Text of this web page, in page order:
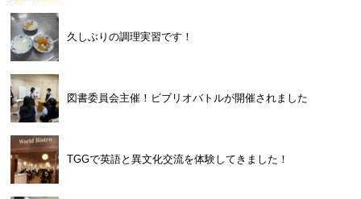
久しぶりの調理実習です！
図書委員会主催！ビブリオバトルが開催されました
TGGで英語と異文化交流を体験してきました！